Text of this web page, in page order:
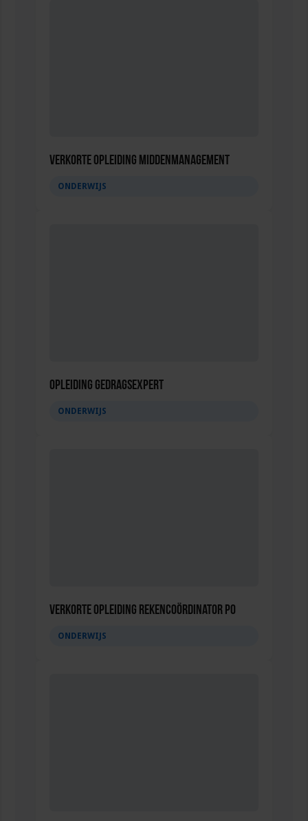
Verkorte opleiding Middenmanagement
ONDERWIJS
Opleiding Gedragsexpert
ONDERWIJS
Verkorte opleiding Rekencoördinator PO
ONDERWIJS